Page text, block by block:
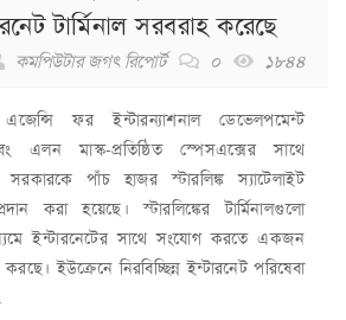
টার্মিনাল সরবরাহ করেছে
কমপিউটার জগৎ রিপোর্ট ০ ১৮৪৪
ফর ইন্টারন্যাশনাল ডেভেলপমেন্ট
মাস্ক-প্রতিষ্ঠিত স্পেসএক্সের সাথে
সরকারকে পাঁচ হাজর স্টারলিঙ্ক স্যাটেলাইট
করা হয়েছে। স্টারলিঙ্কের টার্মিনালগুলো
ইন্টারনেটের সাথে সংযোগ করতে একজন
ইউক্রেনে নিরবিচ্ছিন্ন ইন্টারনেট পরিষেবা